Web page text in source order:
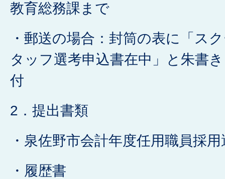
教育総務課まで
・郵送の場合：封筒の表に「ス
タッフ選考申込書在中」と朱書
付
2．提出書類
・泉佐野市会計年度任用職員採
・履歴書